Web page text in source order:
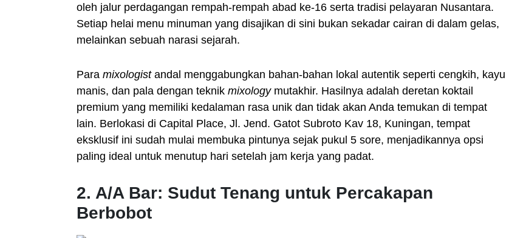
oleh jalur perdagangan rempah-rempah abad ke-16 serta tradisi pelayaran Nusantara.
Setiap helai menu minuman yang disajikan di sini bukan sekadar cairan di dalam gelas,
melainkan sebuah narasi sejarah.
Para mixologistandal menggabungkan bahan-bahan lokal autentik seperti cengkih, kayu
manis, dan pala dengan teknik mixologymutakhir. Hasilnya adalah deretan koktail
premium yang memiliki kedalaman rasa unik dan tidak akan Anda temukan di tempat
lain. Berlokasi di Capital Place, Jl. Jend. Gatot Subroto Kav 18, Kuningan, tempat
eksklusif ini sudah mulai membuka pintunya sejak pukul 5 sore, menjadikannya opsi
paling ideal untuk menutup hari setelah jam kerja yang padat.
2. A/A Bar: Sudut Tenang untuk Percakapan
Berbobot